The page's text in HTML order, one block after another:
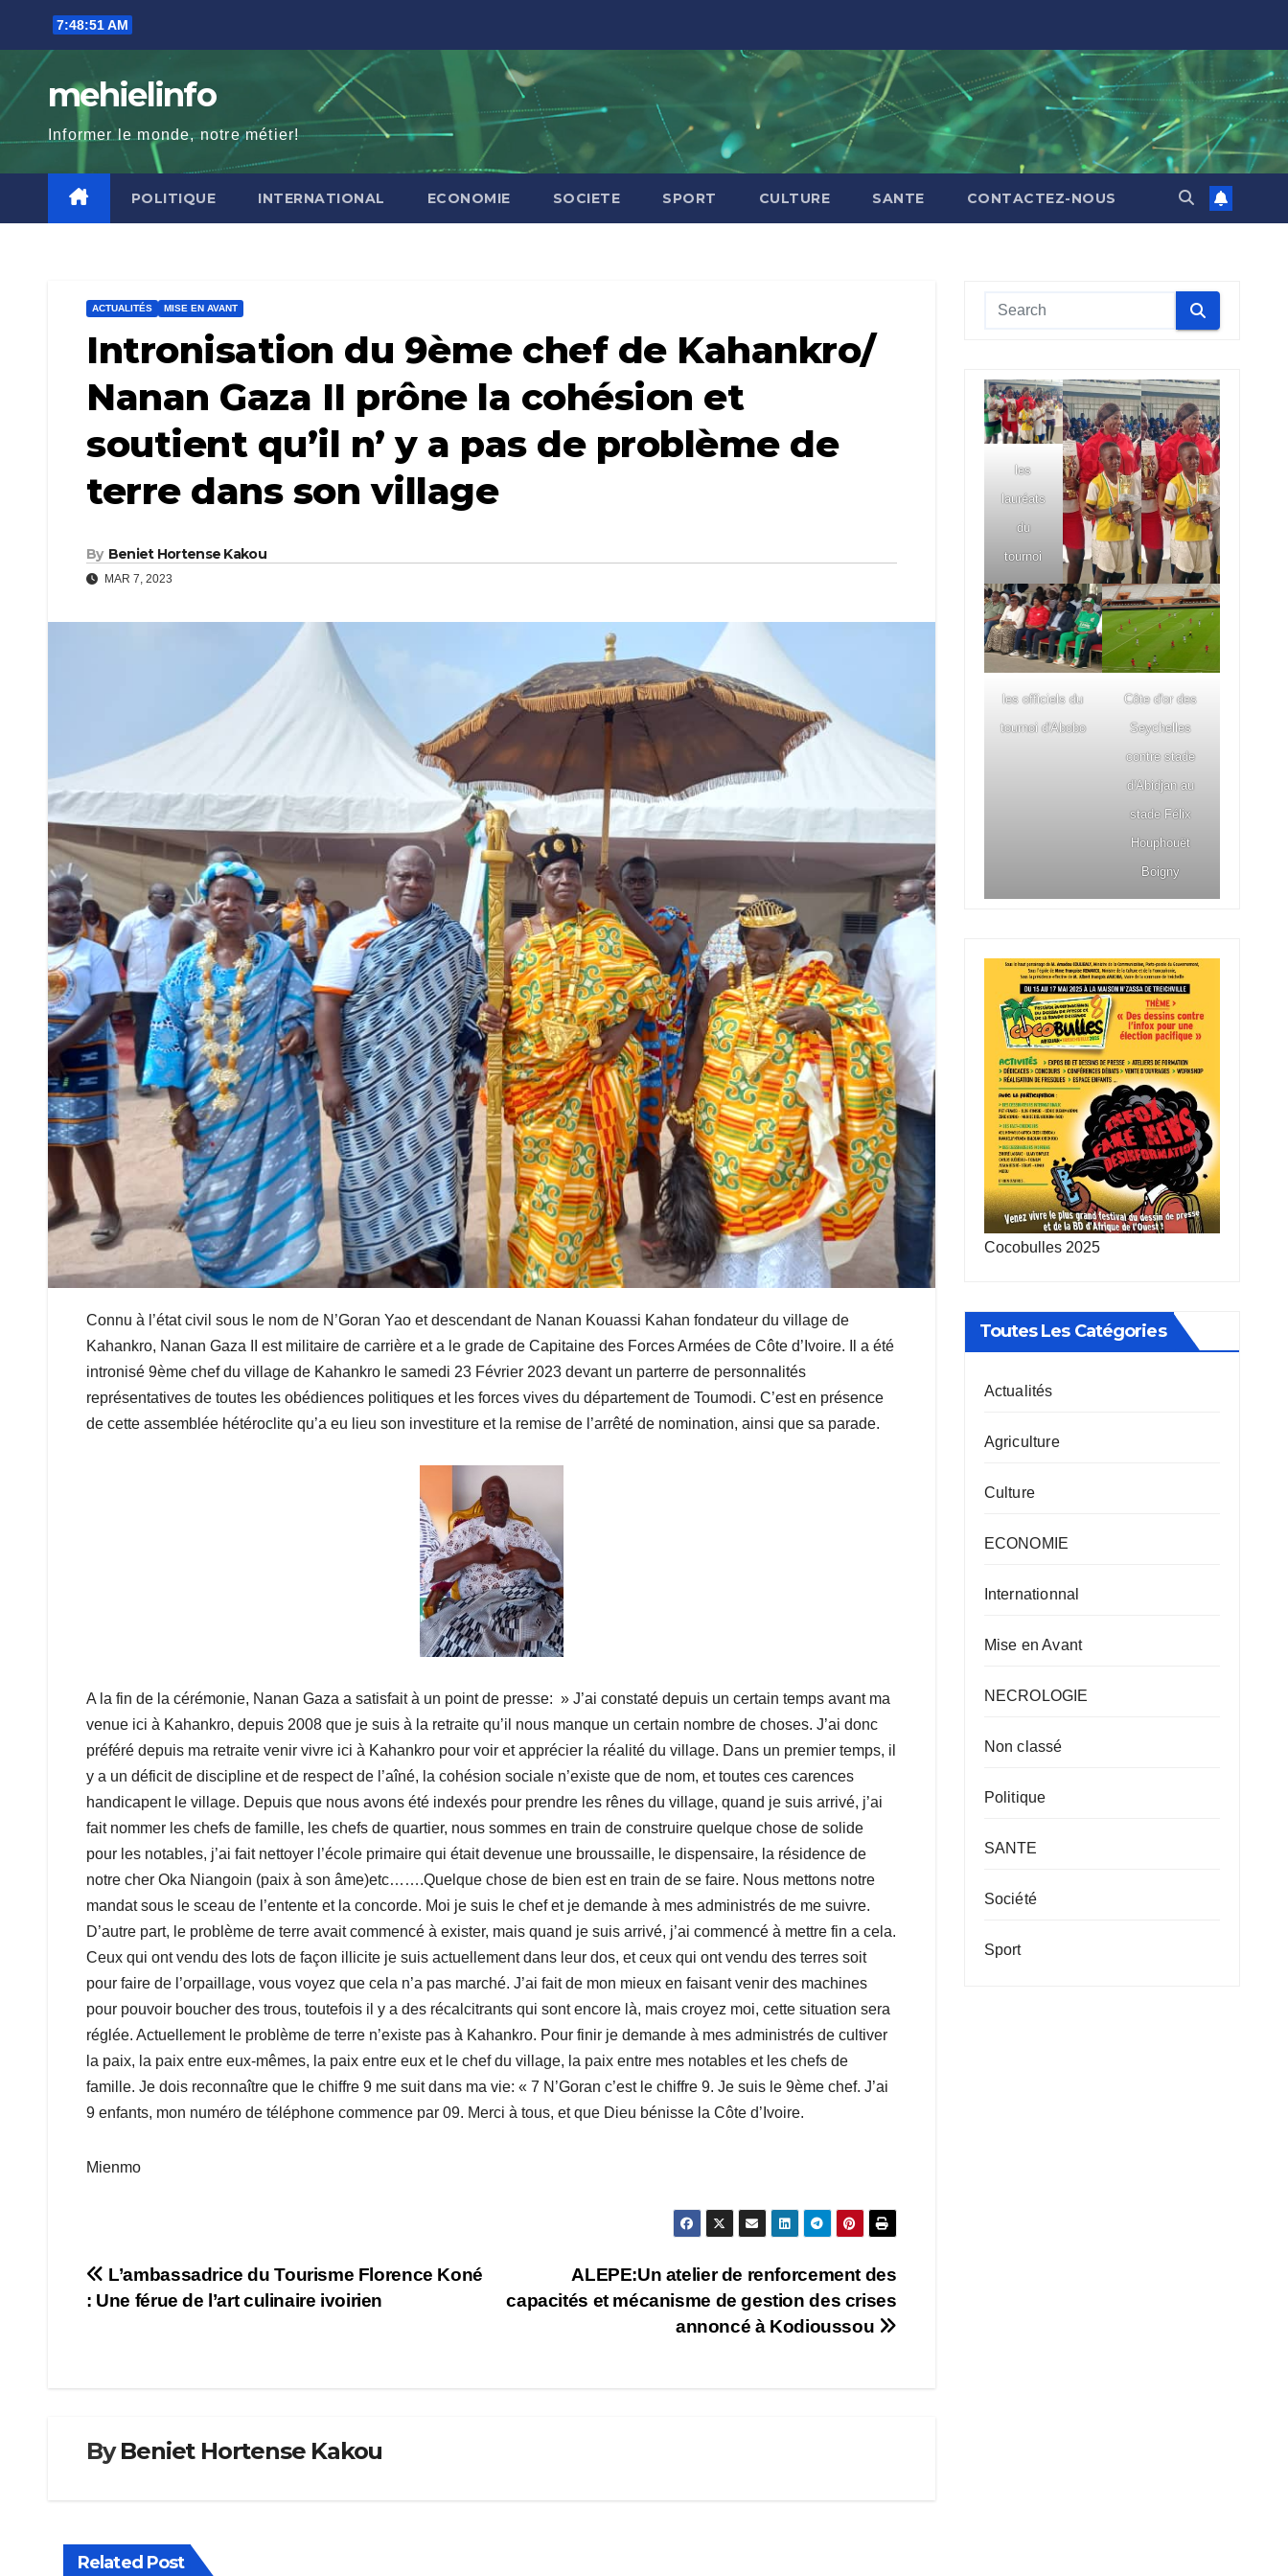
content
7:48:52 AM
mehielinfo
Informer le monde, notre métier!
POLITIQUE INTERNATIONAL ECONOMIE SOCIETE SPORT CULTURE SANTE CONTACTEZ-NOUS
ACTUALITÉS MISE EN AVANT
Intronisation du 9ème chef de Kahankro/
Nanan Gaza II prône la cohésion et
soutient qu’il n’ y a pas de problème de
terre dans son village
By Beniet Hortense Kakou
MAR 7, 2023
Connu à l’état civil sous le nom de N’Goran Yao et descendant de Nanan Kouassi Kahan fondateur du village de
Kahankro, Nanan Gaza II est militaire de carrière et a le grade de Capitaine des Forces Armées de Côte d’Ivoire. Il a été
intronisé 9ème chef du village de Kahankro le samedi 23 Février 2023 devant un parterre de personnalités
représentatives de toutes les obédiences politiques et les forces vives du département de Toumodi. C’est en présence
de cette assemblée hétéroclite qu’a eu lieu son investiture et la remise de l’arrêté de nomination, ainsi que sa parade.
A la fin de la cérémonie, Nanan Gaza a satisfait à un point de presse: » J’ai constaté depuis un certain temps avant ma
venue ici à Kahankro, depuis 2008 que je suis à la retraite qu’il nous manque un certain nombre de choses. J’ai donc
préféré depuis ma retraite venir vivre ici à Kahankro pour voir et apprécier la réalité du village. Dans un premier temps, il
y a un déficit de discipline et de respect de l’aîné, la cohésion sociale n’existe que de nom, et toutes ces carences
handicapent le village. Depuis que nous avons été indexés pour prendre les rênes du village, quand je suis arrivé, j’ai
fait nommer les chefs de famille, les chefs de quartier, nous sommes en train de construire quelque chose de solide
pour les notables, j’ai fait nettoyer l’école primaire qui était devenue une broussaille, le dispensaire, la résidence de
notre cher Oka Niangoin (paix à son âme)etc…….Quelque chose de bien est en train de se faire. Nous mettons notre
mandat sous le sceau de l’entente et la concorde. Moi je suis le chef et je demande à mes administrés de me suivre.
D’autre part, le problème de terre avait commencé à exister, mais quand je suis arrivé, j’ai commencé à mettre fin a cela.
Ceux qui ont vendu des lots de façon illicite je suis actuellement dans leur dos, et ceux qui ont vendu des terres soit
pour faire de l’orpaillage, vous voyez que cela n’a pas marché. J’ai fait de mon mieux en faisant venir des machines
pour pouvoir boucher des trous, toutefois il y a des récalcitrants qui sont encore là, mais croyez moi, cette situation sera
réglée. Actuellement le problème de terre n’existe pas à Kahankro. Pour finir je demande à mes administrés de cultiver
la paix, la paix entre eux-mêmes, la paix entre eux et le chef du village, la paix entre mes notables et les chefs de
famille. Je dois reconnaître que le chiffre 9 me suit dans ma vie: « 7 N’Goran c’est le chiffre 9. Je suis le 9ème chef. J’ai
9 enfants, mon numéro de téléphone commence par 09. Merci à tous, et que Dieu bénisse la Côte d’Ivoire.
Mienmo
Navigation
ALEPE:Un atelier de renforcement des
capacités et mécanisme de gestion des crises
annoncé à Kodioussou
L’ambassadrice du Tourisme Florence Koné
: Une férue de l’art culinaire ivoirien
ByBeniet Hortense Kakou
Related Post
les
lauréats
du
tournoi
les officiels du
tournoi d'Abobo
Côte d'or des
Seychelles
contre stade
d'Abidjan au
stade Félix
Houphouët
Boigny
Cocobulles 2025
Toutes Les Catégories
Actualités
Agriculture
Culture
ECONOMIE
Internationnal
Mise en Avant
NECROLOGIE
Non classé
Politique
SANTE
Société
Sport